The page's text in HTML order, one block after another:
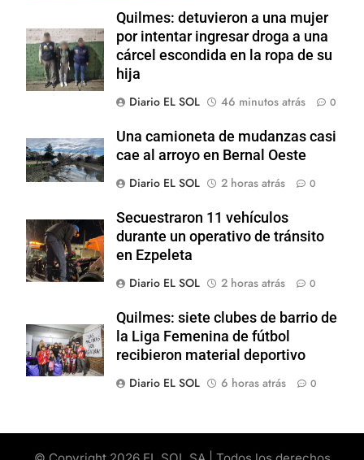
Quilmes: detuvieron a una mujer
por intentar ingresar droga a una
cárcel escondida en la ropa de su
hija
Diario EL SOL
46 minutos atrás 0
Una camioneta de mudanzas casi
cae al arroyo en Bernal Oeste
Diario EL SOL
2 horas atrás 0
Secuestraron 11 vehículos
durante un operativo de tránsito
en Ezpeleta
Diario EL SOL
2 horas atrás 0
Quilmes: siete clubes de barrio de
la Liga Femenina de fútbol
recibieron material deportivo
Diario EL SOL
6 horas atrás 0